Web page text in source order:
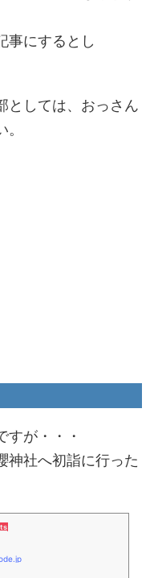
事にするとし
としては、おっさん
すが・・・
神社へ初詣に行った